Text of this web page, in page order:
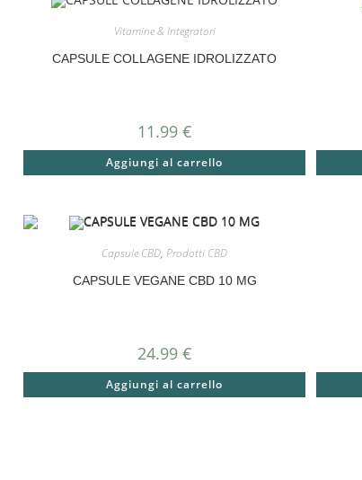
Vitamine & Integratori
CAPSULE COLLAGENE IDROLIZZATO
11.99 €
Aggiungi al carrello
Capsule CBD, Prodotti CBD
CAPSULE VEGANE CBD 10 MG
24.99 €
Aggiungi al carrello